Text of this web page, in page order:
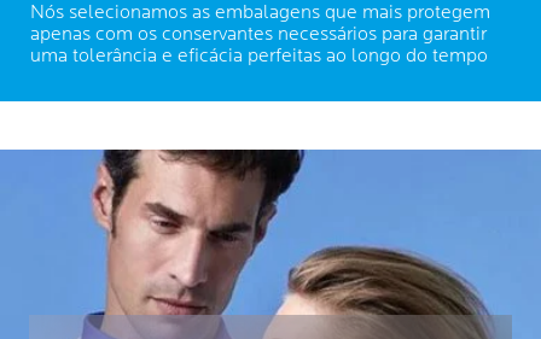
Nós selecionamos as embalagens que mais protegem
apenas com os conservantes necessários para garantir
uma tolerância e eficácia perfeitas ao longo do tempo